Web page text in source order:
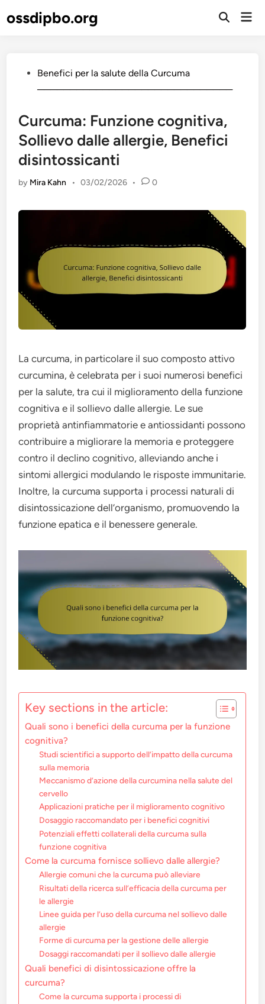
toossdipbo.org
Open
PostedBenefici per la salute della Curcuma
──────────────────────────────
Curcuma: Funzione cognitiva,
Sollievo dalle allergie, Benefici
disintossicanti
by Mira Kahn • 03/02/2026 • 0
La curcuma, in particolare il suo composto attivo
curcumina, è celebrata per i suoi numerosi benefici
per la salute, tra cui il miglioramento della funzione
cognitiva e il sollievo dalle allergie. Le sue
proprietà antinfiammatorie e antiossidanti possono
contribuire a migliorare la memoria e proteggere
contro il declino cognitivo, alleviando anche i
sintomi allergici modulando le risposte immunitarie.
Inoltre, la curcuma supporta i processi naturali di
disintossicazione dell’organismo, promuovendo la
funzione epatica e il benessere generale.
Key sections in the article:
Quali sono i benefici della curcuma per la funzione
cognitiva?
Studi scientifici a supporto dell’impatto della curcuma
sulla memoria
Meccanismo d’azione della curcumina nella salute del
cervello
Applicazioni pratiche per il miglioramento cognitivo
Dosaggio raccomandato per i benefici cognitivi
Potenziali effetti collaterali della curcuma sulla
funzione cognitiva
Come la curcuma fornisce sollievo dalle allergie?
Allergie comuni che la curcuma può alleviare
Risultati della ricerca sull’efficacia della curcuma per
le allergie
Linee guida per l’uso della curcuma nel sollievo dalle
allergie
Forme di curcuma per la gestione delle allergie
Dosaggi raccomandati per il sollievo dalle allergie
Quali benefici di disintossicazione offre la
curcuma?
Come la curcuma supporta i processi di